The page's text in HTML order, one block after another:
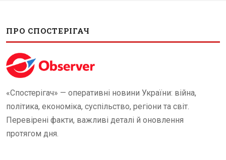
ПРО СПОСТЕРІГАЧ
«Спостерігач» — оперативні новини України: війна,
політика, економіка, суспільство, регіони та світ.
Перевірені факти, важливі деталі й оновлення
протягом дня.